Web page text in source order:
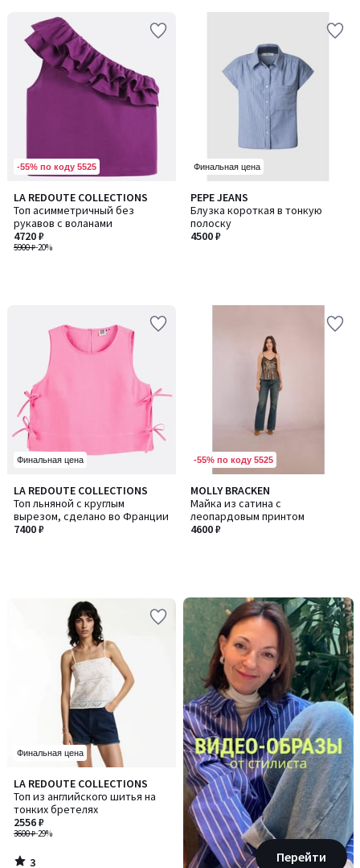
-55% по коду 5525
LA REDOUTE COLLECTIONS
Топ асимметричный без
рукавов с воланами
5900 ₽-20%
4720 ₽
Финальная цена
PEPE JEANS
Блузка короткая в тонкую
полоску
4500 ₽
Финальная цена
LA REDOUTE COLLECTIONS
Топ льняной с круглым
вырезом, сделано во Франции
7400 ₽
-55% по коду 5525
MOLLY BRACKEN
Майка из сатина с
леопардовым принтом
4600 ₽
Финальная цена
LA REDOUTE COLLECTIONS
Топ из английского шитья на
тонких бретелях
3600 ₽-29%
2556 ₽
3
/
5
3 Перейти
-